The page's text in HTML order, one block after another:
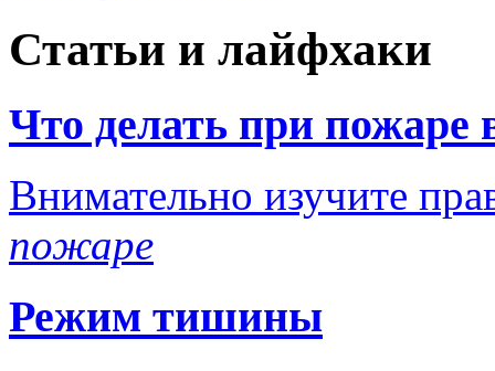
Статьи и лайфхаки
Что делать при пожаре
Внимательно изучите
пожаре
Режим тишины